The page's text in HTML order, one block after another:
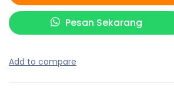
Pesan Sekarang